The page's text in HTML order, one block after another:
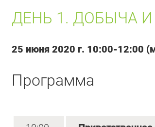
ДЕНЬ 1. ДОБЫЧА
25 июня 2020 г. 10:00-12:00
Программа